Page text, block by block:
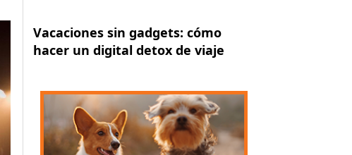
Vacaciones sin gadgets: cómo
hacer un digital detox de viaje